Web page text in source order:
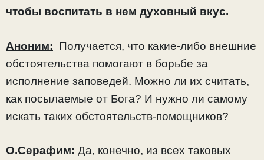
чтобы воспитать в нем духовный вкус.
Аноним: Получается, что какие-либо внешние
обстоятельства помогают в борьбе за
исполнение заповедей. Можно ли их считать,
как посылаемые от Бога? И нужно ли самому
искать таких обстоятельств-помощников?
О.Серафим: Да, конечно, из всех таковых